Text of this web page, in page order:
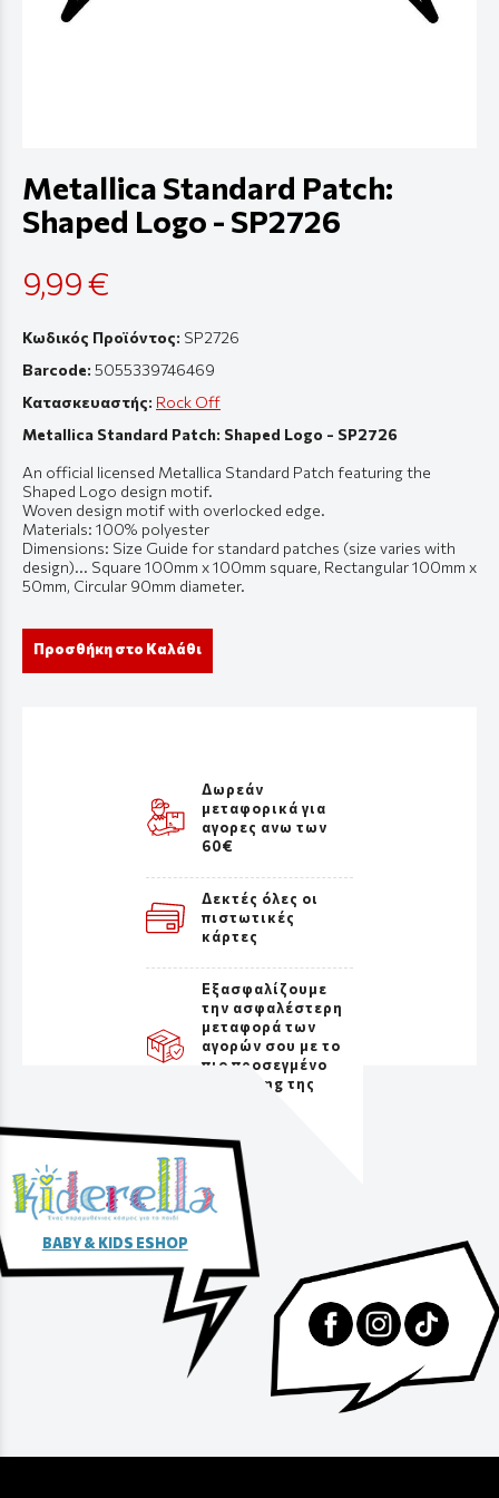
Metallica Standard Patch:
Shaped Logo - SP2726
9,99 €
Κωδικός Προϊόντος: SP2726
Barcode: 5055339746469
Κατασκευαστής: Rock Off
Metallica Standard Patch: Shaped Logo - SP2726
An official licensed Metallica Standard Patch featuring the
Shaped Logo design motif.
Woven design motif with overlocked edge.
Materials: 100% polyester
Dimensions: Size Guide for standard patches (size varies with
design)... Square 100mm x 100mm square, Rectangular 100mm x
50mm, Circular 90mm diameter.
Προσθήκη στο Καλάθι
Δωρεάν
μεταφορικά για
αγορες ανω των
60€
Δεκτές όλες οι
πιστωτικές
κάρτες
Εξασφαλίζουμε
την ασφαλέστερη
μεταφορά των
αγορών σου με το
πιο προσεγμένο
packaging της
BABY & KIDS ESHOP